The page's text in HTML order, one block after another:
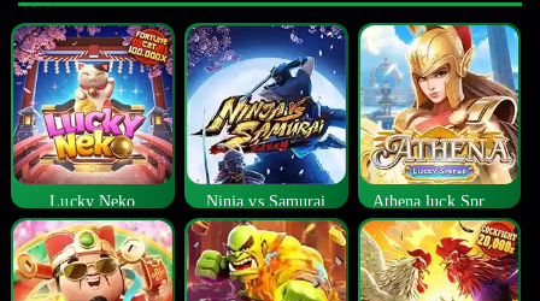
Lucky Neko Ninja vs Samurai